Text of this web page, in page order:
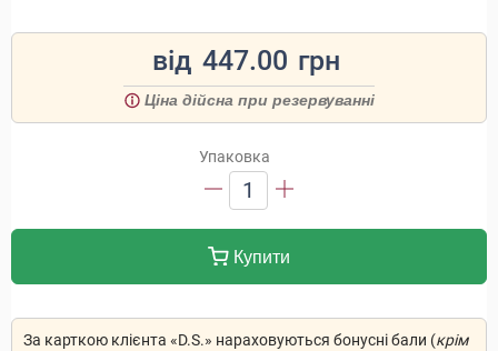
від 447.00 грн
Ціна дійсна при резервуванні
Упаковка
1
Купити
За карткою клієнта «D.S.» нараховуються бонусні бали (крім